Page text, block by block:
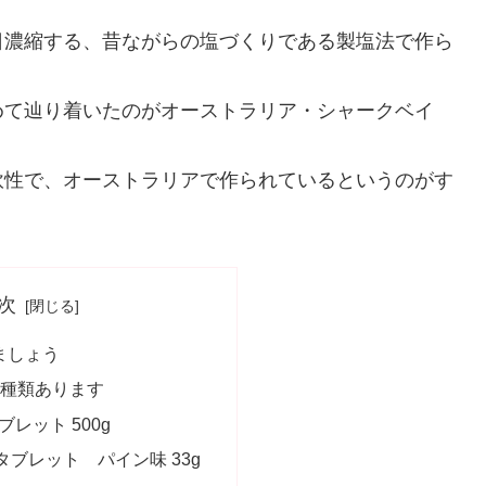
縮する、昔ながらの塩づくりである製塩法で作ら
辿り着いたのがオーストラリア・シャークベイ
で、オーストラリアで作られているというのがす
しょう
類あります
レット 500g
ブレット パイン味 33g